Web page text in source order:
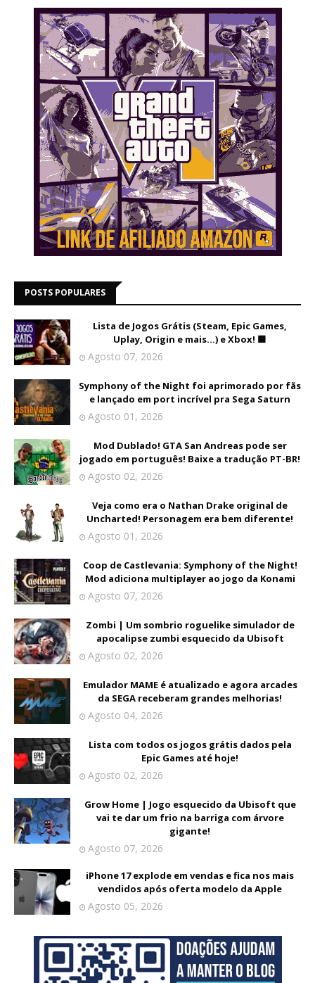
POSTS POPULARES
Lista de Jogos Grátis (Steam, Epic Games,
Uplay, Origin e mais...) e Xbox! 🟩
Agosto 07, 2026
Symphony of the Night foi aprimorado por fãs
e lançado em port incrível pra Sega Saturn
Agosto 01, 2026
Mod Dublado! GTA San Andreas pode ser
jogado em português! Baixe a tradução PT-BR!
Agosto 02, 2026
Veja como era o Nathan Drake original de
Uncharted! Personagem era bem diferente!
Agosto 01, 2026
Coop de Castlevania: Symphony of the Night!
Mod adiciona multiplayer ao jogo da Konami
Agosto 07, 2026
Zombi | Um sombrio roguelike simulador de
apocalipse zumbi esquecido da Ubisoft
Agosto 02, 2026
Emulador MAME é atualizado e agora arcades
da SEGA receberam grandes melhorias!
Agosto 04, 2026
Lista com todos os jogos grátis dados pela
Epic Games até hoje!
Agosto 02, 2026
Grow Home | Jogo esquecido da Ubisoft que
vai te dar um frio na barriga com árvore
gigante!
Agosto 07, 2026
iPhone 17 explode em vendas e fica nos mais
vendidos após oferta modelo da Apple
Agosto 05, 2026